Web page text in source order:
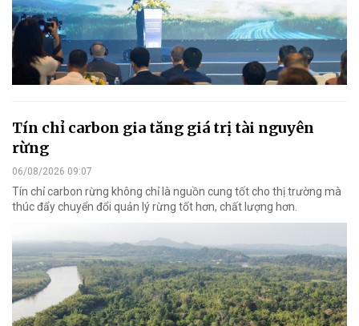
Tín chỉ carbon gia tăng giá trị tài nguyên
rừng
06/08/2026 09:07
Tín chỉ carbon rừng không chỉ là nguồn cung tốt cho thị trường mà
thúc đẩy chuyển đổi quản lý rừng tốt hơn, chất lượng hơn.